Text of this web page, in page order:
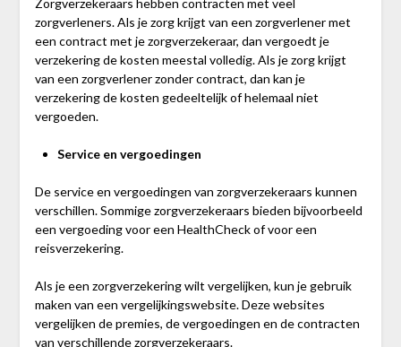
Zorgverzekeraars hebben contracten met veel
zorgverleners. Als je zorg krijgt van een zorgverlener met
een contract met je zorgverzekeraar, dan vergoedt je
verzekering de kosten meestal volledig. Als je zorg krijgt
van een zorgverlener zonder contract, dan kan je
verzekering de kosten gedeeltelijk of helemaal niet
vergoeden.
Service en vergoedingen
De service en vergoedingen van zorgverzekeraars kunnen
verschillen. Sommige zorgverzekeraars bieden bijvoorbeeld
een vergoeding voor een HealthCheck of voor een
reisverzekering.
Als je een zorgverzekering wilt vergelijken, kun je gebruik
maken van een vergelijkingswebsite. Deze websites
vergelijken de premies, de vergoedingen en de contracten
van verschillende zorgverzekeraars.